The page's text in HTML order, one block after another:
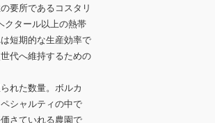
要所であるコスタリ
クタール以上の熱帯
短期的な生産効率で
代へ維持するための
れた数量。ボルカ
シャルティの中で
さていれる農園で